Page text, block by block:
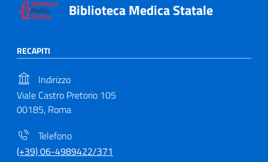
Biblioteca Medica Statale
RECAPITI
Indirizzo
Viale Castro Pretorio 105
00185, Roma
Telefono
(+39) 06-4989422/371